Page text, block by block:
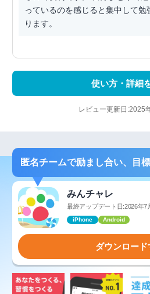
っているのを感じると集中して
ります。
使い方・詳細
レビュー更新日:2025
匿名チームで励まし合い、目
みんチャレ
最終アップデート日:2026年7
iPhone Android
ダウンロード